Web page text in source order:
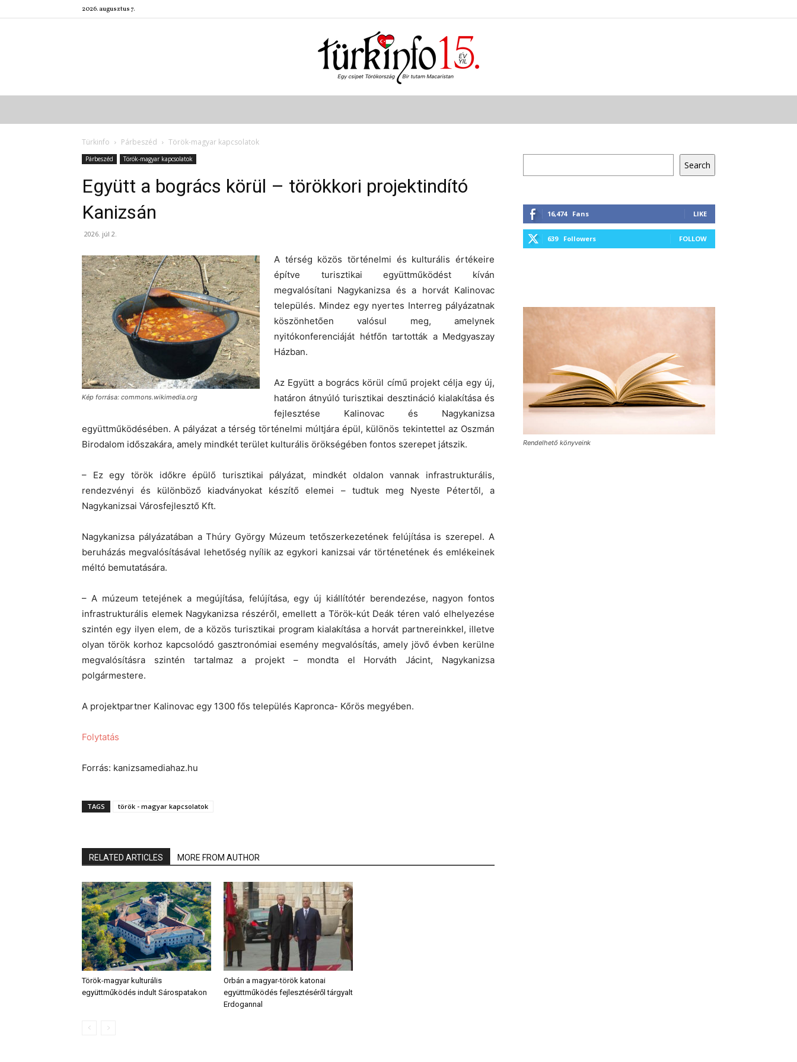
2026. augusztus 7.
Türkinfo
Türkinfo Párbeszéd Török-magyar kapcsolatok
Párbeszéd Török-magyar kapcsolatok
Együtt a bogrács körül – törökkori projektindító
Kanizsán
2026. júl 2.
Kép forrása: commons.wikimedia.org
A térség közös történelmi és kulturális értékeire
építve turisztikai együttműködést kíván
megvalósítani Nagykanizsa és a horvát Kalinovac
település. Mindez egy nyertes Interreg pályázatnak
köszönhetően valósul meg, amelynek
nyitókonferenciáját hétfőn tartották a Medgyaszay
Házban.
Az Együtt a bogrács körül című projekt célja egy új,
határon átnyúló turisztikai desztináció kialakítása és
fejlesztése Kalinovac és Nagykanizsa
együttműködésében. A pályázat a térség történelmi múltjára épül, különös tekintettel az Oszmán
Birodalom időszakára, amely mindkét terület kulturális örökségében fontos szerepet játszik.
– Ez egy török időkre épülő turisztikai pályázat, mindkét oldalon vannak infrastrukturális,
rendezvényi és különböző kiadványokat készítő elemei – tudtuk meg Nyeste Pétertől, a
Nagykanizsai Városfejlesztő Kft.
Nagykanizsa pályázatában a Thúry György Múzeum tetőszerkezetének felújítása is szerepel. A
beruházás megvalósításával lehetőség nyílik az egykori kanizsai vár történetének és emlékeinek
méltó bemutatására.
– A múzeum tetejének a megújítása, felújítása, egy új kiállítótér berendezése, nagyon fontos
infrastrukturális elemek Nagykanizsa részéről, emellett a Török-kút Deák téren való elhelyezése
szintén egy ilyen elem, de a közös turisztikai program kialakítása a horvát partnereinkkel, illetve
olyan török korhoz kapcsolódó gasztronómiai esemény megvalósítás, amely jövő évben kerülne
megvalósításra szintén tartalmaz a projekt – mondta el Horváth Jácint, Nagykanizsa
polgármestere.
A projektpartner Kalinovac egy 1300 fős település Kapronca- Kőrös megyében.
Folytatás
Forrás: kanizsamediahaz.hu
TAGS török - magyar kapcsolatok
RELATED ARTICLES MORE FROM AUTHOR
Török-magyar kulturális
együttműködés indult Sárospatakon
Orbán a magyar-török katonai
együttműködés fejlesztéséről tárgyalt
Erdogannal
Search
16,474 Fans LIKE
639 Followers FOLLOW
Rendelhető könyveink